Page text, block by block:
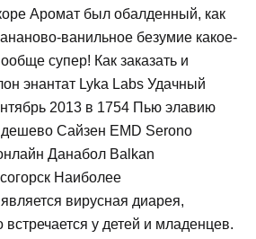
Аромат был обалденный, как
ванильное безумие какое-
супер! Как заказать и
энантат Lyka Labs Удачный
2013 в 1754 Пью элавию
дешево Сайзен EMD Serono
Данабол Balkan
Наиболее
вирусная диарея,
встречается у детей и младенцев.